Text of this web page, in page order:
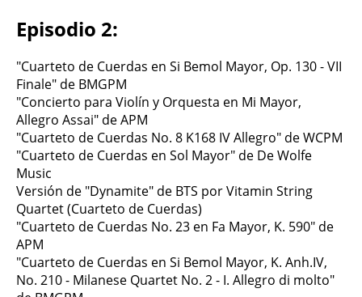
Episodio 2:
"Cuarteto de Cuerdas en Si Bemol Mayor, Op. 130 - VII
Finale" de BMGPM
"Concierto para Violín y Orquesta en Mi Mayor,
Allegro Assai" de APM
"Cuarteto de Cuerdas No. 8 K168 IV Allegro" de WCPM
"Cuarteto de Cuerdas en Sol Mayor" de De Wolfe
Music
Versión de "Dynamite" de BTS por Vitamin String
Quartet (Cuarteto de Cuerdas)
"Cuarteto de Cuerdas No. 23 en Fa Mayor, K. 590" de
APM
"Cuarteto de Cuerdas en Si Bemol Mayor, K. Anh.IV,
No. 210 - Milanese Quartet No. 2 - I. Allegro di molto"